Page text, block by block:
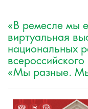
«В ремесле мы
виртуальная
национальных
«Мы разные.